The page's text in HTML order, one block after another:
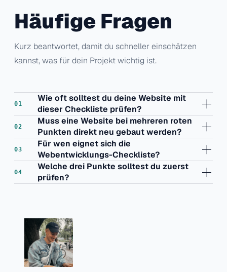
Häufige Fragen
Kurz beantwortet, damit du schneller einschätzen
kannst, was für dein Projekt wichtig ist.
Wie oft solltest du deine Website mit
dieser Checkliste prüfen?
Muss eine Website bei mehreren roten
Punkten direkt neu gebaut werden?
Für wen eignet sich die
Webentwicklungs-Checkliste?
Welche drei Punkte solltest du zuerst
prüfen?